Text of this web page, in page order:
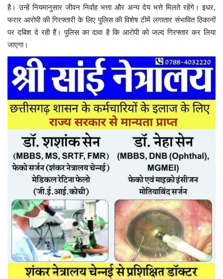
है। उन्हें नियमानुसार जीवन निर्वाह भत्ता और अन्य देय भत्ते मिलते रहेंगे। इधर,
फरार आरोपी की गिरफ्तारी के लिए पुलिस की विशेष टीमें लगातार संभावित ठिकानों
पर दबिश दे रही हैं। पुलिस का दावा है कि आरोपी को जल्द गिरफ्तार कर लिया
जाएगा।